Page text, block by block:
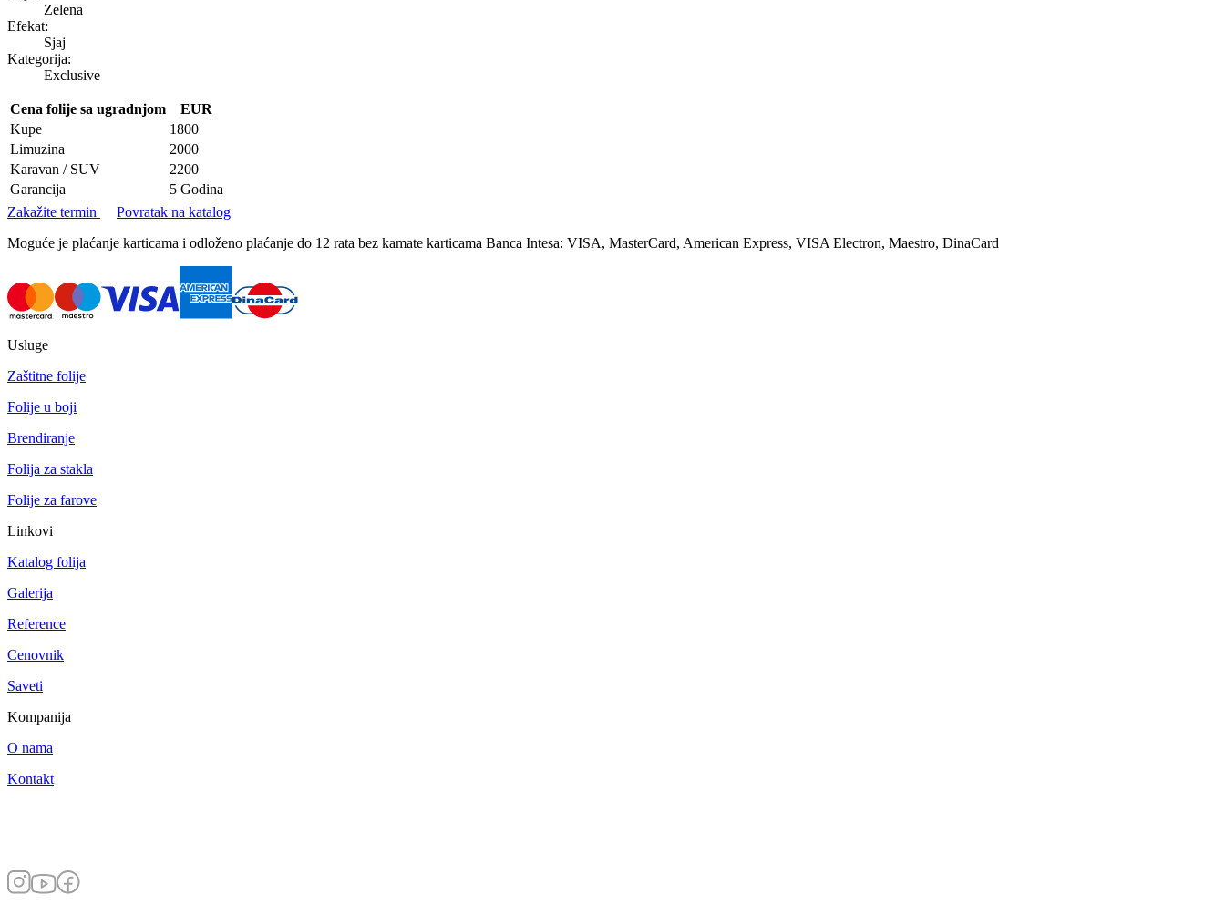
Zelena
Efekat:
Sjaj
Kategorija:
Exclusive
Cena folije sa ugradnjom
EUR
Kupe
1800
Limuzina
2000
Karavan / SUV
2200
Garancija
5 Godina
Zakažite termin
Povratak na katalog
Moguće je plaćanje karticama i odloženo plaćanje do 12 rata bez kamate karticama Banca Intesa: VISA, MasterCard, American Express, VISA Electron, Maestro, DinaCard
Usluge
Zaštitne folije
Folije u boji
Brendiranje
Folija za stakla
Folije za farove
Linkovi
Katalog folija
Galerija
Reference
Cenovnik
Saveti
Kompanija
O nama
Kontakt